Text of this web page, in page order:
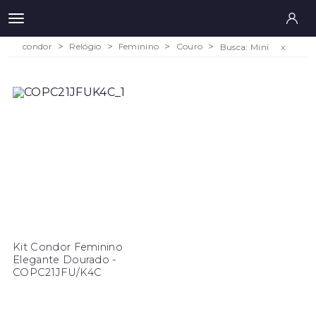
condor Relógio Feminino Couro Busca: Mini x
Kit Condor Feminino
Elegante Dourado -
COPC21JFU/K4C